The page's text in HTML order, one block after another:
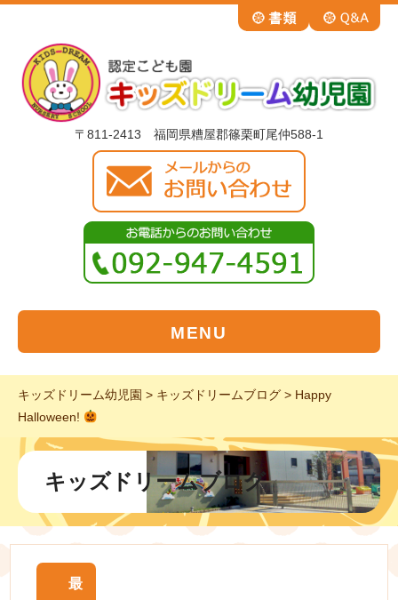
〒811-2413 福岡県糟屋郡篠栗町尾仲588-1
MENU
キッズドリーム幼児園 > キッズドリームブログ > Happy
Halloween!
キッズドリームブログ
最